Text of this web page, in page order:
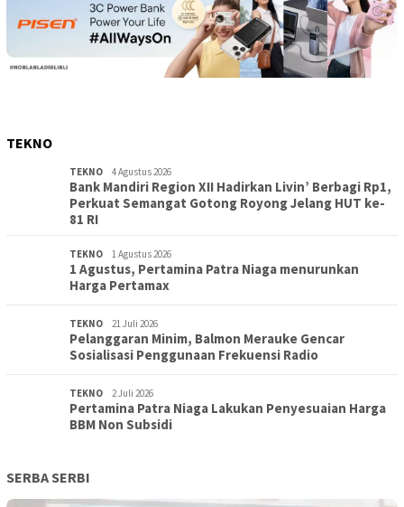
TEKNO
TEKNO 4 Agustus 2026
Bank Mandiri Region XII Hadirkan Livin’ Berbagi Rp1,
Perkuat Semangat Gotong Royong Jelang HUT ke-
81 RI
TEKNO 1 Agustus 2026
1 Agustus, Pertamina Patra Niaga menurunkan
Harga Pertamax
TEKNO 21 Juli 2026
Pelanggaran Minim, Balmon Merauke Gencar
Sosialisasi Penggunaan Frekuensi Radio
TEKNO 2 Juli 2026
Pertamina Patra Niaga Lakukan Penyesuaian Harga
BBM Non Subsidi
SERBA SERBI